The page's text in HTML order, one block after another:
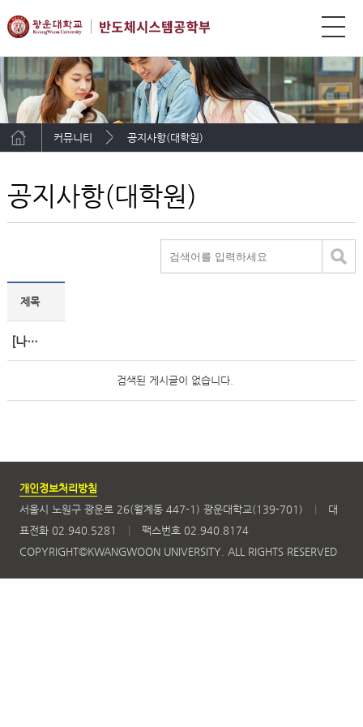
커뮤니티 공지사항(대학원)
공지사항(대학원)
제목
[나노기술연구협의회]나노영챌린지 2025
검색된 게시글이 없습니다.
개인정보처리방침
서울시 노원구 광운로 26(월계동 447-1) 광운대학교(139-701)
대
표전화 02.940.5281
팩스번호 02.940.8174
COPYRIGHT©KWANGWOON UNIVERSITY. ALL RIGHTS RESERVED